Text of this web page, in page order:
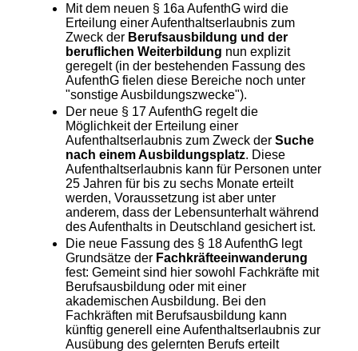
Mit dem neuen § 16a AufenthG wird die
Erteilung einer Aufenthaltserlaubnis zum
Zweck der Berufsausbildung und der
beruflichen Weiterbildung nun explizit
geregelt (in der bestehenden Fassung des
AufenthG fielen diese Bereiche noch unter
"sonstige Ausbildungszwecke").
Der neue § 17 AufenthG regelt die
Möglichkeit der Erteilung einer
Aufenthaltserlaubnis zum Zweck derSuche
nach einem Ausbildungsplatz. Diese
Aufenthaltserlaubnis kann für Personen unter
25 Jahren für bis zu sechs Monate erteilt
werden, Voraussetzung ist aber unter
anderem, dass der Lebensunterhalt während
des Aufenthalts in Deutschland gesichert ist.
Die neue Fassung des § 18 AufenthG legt
Grundsätze der Fachkräfteeinwanderung
fest: Gemeint sind hier sowohl Fachkräfte mit
Berufsausbildung oder mit einer
akademischen Ausbildung. Bei den
Fachkräften mit Berufsausbildung kann
künftig generell eine Aufenthaltserlaubnis zur
Ausübung des gelernten Berufs erteilt